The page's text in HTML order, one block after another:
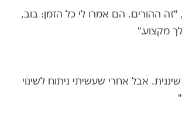
ההורים. הם אמרו לי כל הזמן: בוב,
מקצוע."
אבל אחרי שעשיתי ניתוח לשינוי